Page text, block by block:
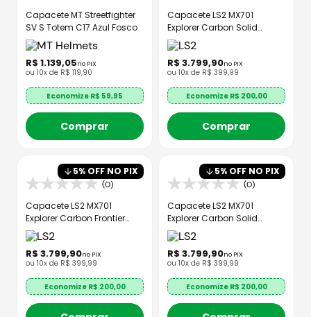
Capacete MT Streetfighter
SV S Totem C17 Azul Fosco
R$ 1.139,05no PIX
ou 10x de R$ 119,90
Economize R$ 59,95
Comprar
Capacete LS2 MX701
Explorer Carbon Solid
Monocolor Preto
R$ 3.799,90no PIX
ou 10x de R$ 399,99
Economize R$ 200,00
Comprar
5% OFF NO PIX
(0)
Capacete LS2 MX701
Explorer Carbon Frontier
Preto Azul
R$ 3.799,90no PIX
ou 10x de R$ 399,99
Economize R$ 200,00
5% OFF NO PIX
(0)
Capacete LS2 MX701
Explorer Carbon Solid
Monocolor Preto Fosco
R$ 3.799,90no PIX
ou 10x de R$ 399,99
Economize R$ 200,00